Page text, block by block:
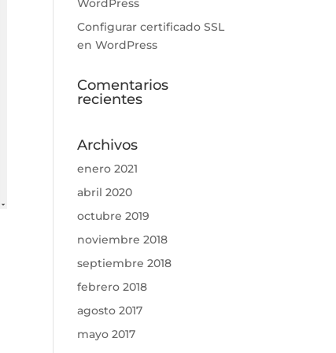
WordPress
Configurar certificado SSL
en WordPress
Comentarios
recientes
Archivos
enero 2021
abril 2020
octubre 2019
noviembre 2018
septiembre 2018
febrero 2018
agosto 2017
mayo 2017